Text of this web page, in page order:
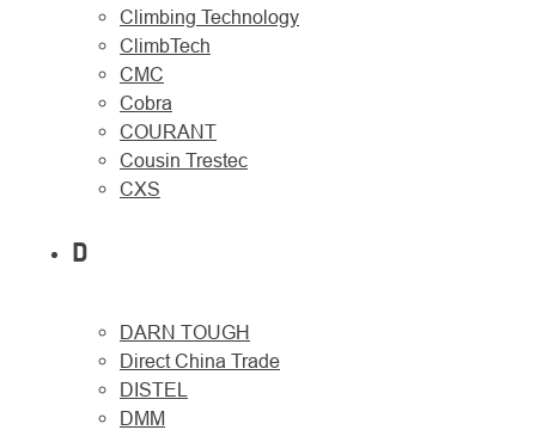
Climbing Technology
ClimbTech
CMC
Cobra
COURANT
Cousin Trestec
CXS
D
DARN TOUGH
Direct China Trade
DISTEL
DMM